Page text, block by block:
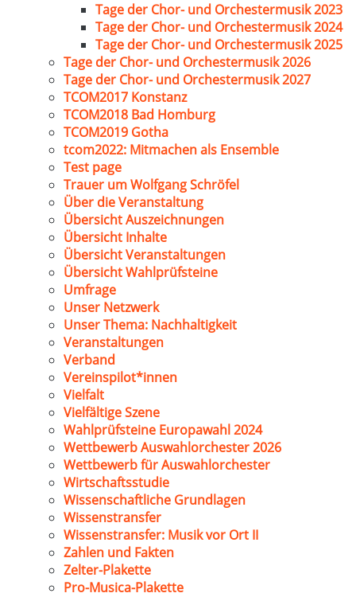
Tage der Chor- und Orchestermusik 2023
Tage der Chor- und Orchestermusik 2024
Tage der Chor- und Orchestermusik 2025
Tage der Chor- und Orchestermusik 2026
Tage der Chor- und Orchestermusik 2027
TCOM2017 Konstanz
TCOM2018 Bad Homburg
TCOM2019 Gotha
tcom2022: Mitmachen als Ensemble
Test page
Trauer um Wolfgang Schröfel
Über die Veranstaltung
Übersicht Auszeichnungen
Übersicht Inhalte
Übersicht Veranstaltungen
Übersicht Wahlprüfsteine
Umfrage
Unser Netzwerk
Unser Thema: Nachhaltigkeit
Veranstaltungen
Verband
Vereinspilot*innen
Vielfalt
Vielfältige Szene
Wahlprüfsteine Europawahl 2024
Wettbewerb Auswahlorchester 2026
Wettbewerb für Auswahlorchester
Wirtschaftsstudie
Wissenschaftliche Grundlagen
Wissenstransfer
Wissenstransfer: Musik vor Ort II
Zahlen und Fakten
Zelter-Plakette
Pro-Musica-Plakette